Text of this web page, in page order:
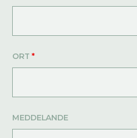
ORT *
MEDDELANDE